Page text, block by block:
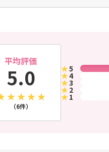
平均評価
5.0
（6件）
★5
★4
★3
★ 2
★ 1